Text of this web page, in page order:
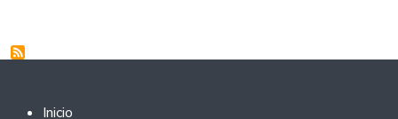
Footer 2
Inicio